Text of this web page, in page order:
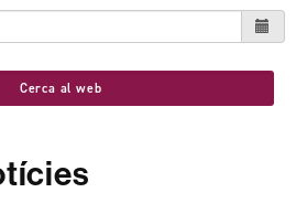
Cerca al web